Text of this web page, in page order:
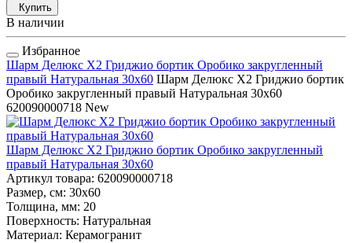
Купить
В наличии
Избранное
Шарм Делюкс Х2 Гриджио бортик Оробико закругленный
правый Натуральная 30x60 Шарм Делюкс Х2 Гриджио бортик
Оробико закругленный правый Натуральная 30x60
620090000718 New
Шарм Делюкс Х2 Гриджио бортик Оробико закругленный
правый Натуральная 30x60
Артикул товара: 620090000718
Размер, см: 30x60
Толщина, мм: 20
Поверхность: Натуральная
Материал: Керамогранит